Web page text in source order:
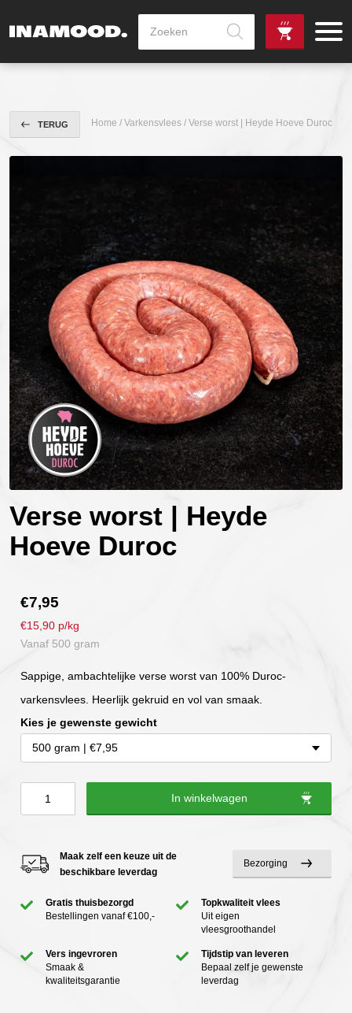
mogelijk
TERUG Home / Varkensvlees / Verse worst | Heyde Hoeve Duroc
Verse worst | Heyde
Hoeve Duroc
€7,95
€15,90 p/kg
Vanaf 500 gram
Sappige, ambachtelijke verse worst van 100% Duroc-
varkensvlees. Heerlijk gekruid en vol van smaak.
Kies je gewenste gewicht
500 gram | €7,95
Verse
worst
Heyde
Duroc
In winkelwagen
Maak zelf een keuze uit de
beschikbare leverdag
Bezorging
Gratis thuisbezorgd
Bestellingen vanaf €100,-
Topkwaliteit vlees
Uit eigen
vleesgroothandel
Vers ingevroren
Smaak &
kwaliteitsgarantie
Tijdstip van leveren
Bepaal zelf je gewenste
leverdag